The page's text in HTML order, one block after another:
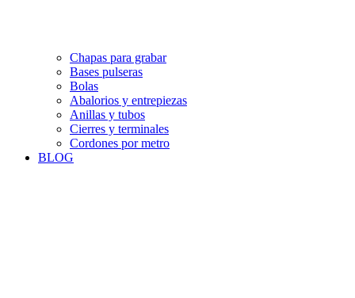
Chapas para grabar
Bases pulseras
Bolas
Abalorios y entrepiezas
Anillas y tubos
Cierres y terminales
Cordones por metro
BLOG